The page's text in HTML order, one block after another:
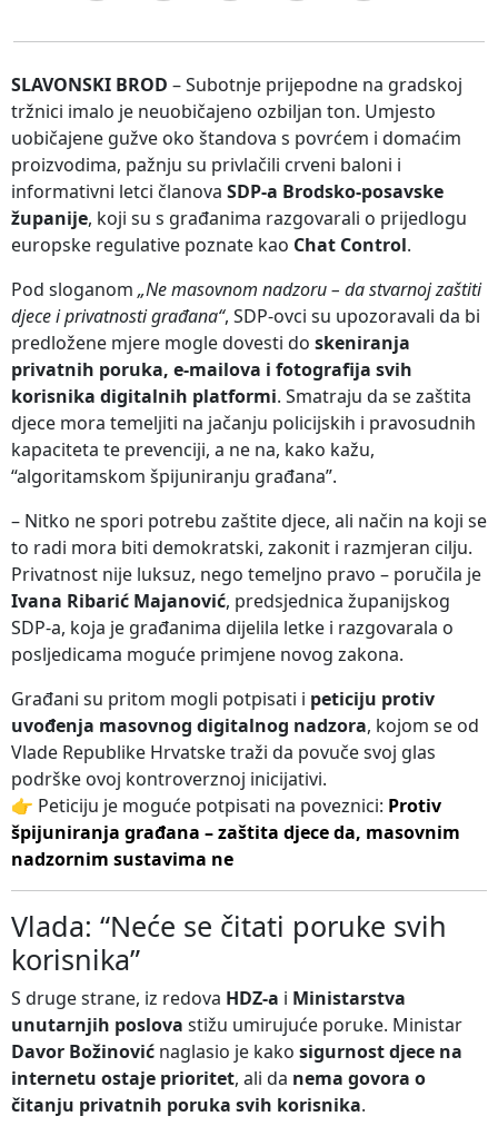
SLAVONSKI BROD – Subotnje prijepodne na gradskoj
tržnici imalo je neuobičajeno ozbiljan ton. Umjesto
uobičajene gužve oko štandova s povrćem i domaćim
proizvodima, pažnju su privlačili crveni baloni i
informativni letci članova SDP-a Brodsko-posavske
županije, koji su s građanima razgovarali o prijedlogu
europske regulative poznate kao Chat Control.
Pod sloganom„Ne masovnom nadzoru – da stvarnoj zaštiti
djece i privatnosti građana“, SDP-ovci su upozoravali da bi
predložene mjere mogle dovesti do skeniranja
privatnih poruka, e-mailova i fotografija svih
korisnika digitalnih platformi. Smatraju da se zaštita
djece mora temeljiti na jačanju policijskih i pravosudnih
kapaciteta te prevenciji, a ne na, kako kažu,
“algoritamskom špijuniranju građana”.
– Nitko ne spori potrebu zaštite djece, ali način na koji se
to radi mora biti demokratski, zakonit i razmjeran cilju.
Privatnost nije luksuz, nego temeljno pravo – poručila je
Ivana Ribarić Majanović, predsjednica županijskog
SDP-a, koja je građanima dijelila letke i razgovarala o
posljedicama moguće primjene novog zakona.
Građani su pritom mogli potpisati i peticiju protiv
uvođenja masovnog digitalnog nadzora, kojom se od
Vlade Republike Hrvatske traži da povuče svoj glas
podrške ovoj kontroverznoj inicijativi.
👉 Peticiju je moguće potpisati na poveznici: Protiv
špijuniranja građana – zaštita djece da, masovnim
nadzornim sustavima ne
Vlada: “Neće se čitati poruke svih
korisnika”
S druge strane, iz redova HDZ-a i Ministarstva
unutarnjih poslova stižu umirujuće poruke. Ministar
Davor Božinović naglasio je kako sigurnost djece na
internetu ostaje prioritet, ali da nema govora o
čitanju privatnih poruka svih korisnika.